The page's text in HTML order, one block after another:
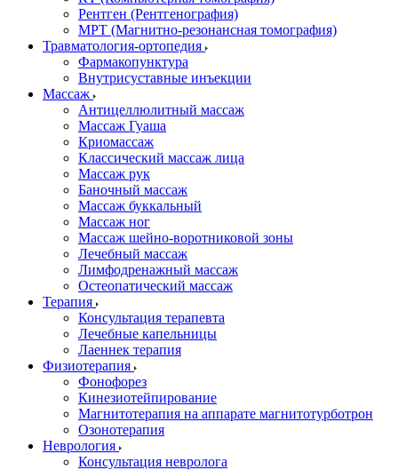
Рентген (Рентгенография)
МРТ (Магнитно-резонансная томография)
Травматология-ортопедия
Фармакопунктура
Внутрисуставные инъекции
Массаж
Антицеллюлитный массаж
Массаж Гуаша
Криомассаж
Классический массаж лица
Массаж рук
Баночный массаж
Массаж буккальный
Массаж ног
Массаж шейно-воротниковой зоны
Лечебный массаж
Лимфодренажный массаж
Остеопатический массаж
Терапия
Консультация терапевта
Лечебные капельницы
Лаеннек терапия
Физиотерапия
Фонофорез
Кинезиотейпирование
Магнитотерапия на аппарате магнитотурботрон
Озонотерапия
Неврология
Консультация невролога